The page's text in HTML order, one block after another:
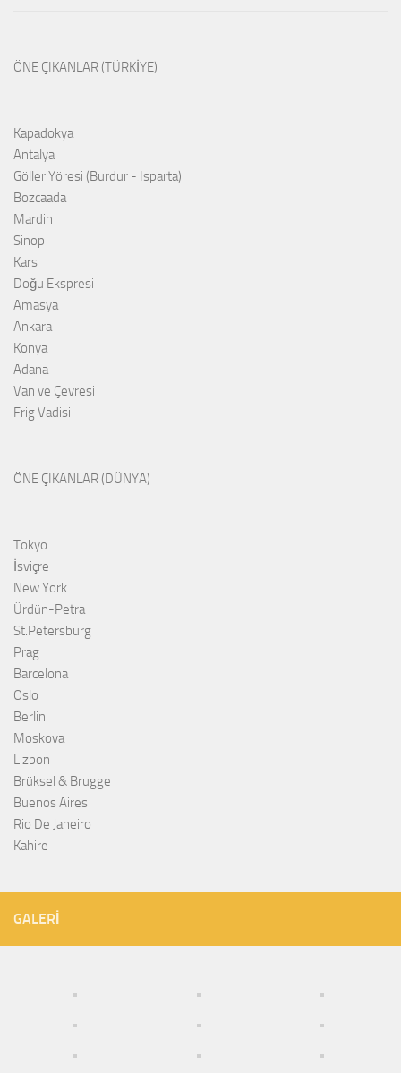
ÖNE ÇIKANLAR (TÜRKİYE)
Kapadokya
Antalya
Göller Yöresi (Burdur - Isparta)
Bozcaada
Mardin
Sinop
Kars
Doğu Ekspresi
Amasya
Ankara
Konya
Adana
Van ve Çevresi
Frig Vadisi
ÖNE ÇIKANLAR (DÜNYA)
Tokyo
İsviçre
New York
Ürdün-Petra
St.Petersburg
Prag
Barcelona
Oslo
Berlin
Moskova
Lizbon
Brüksel & Brugge
Buenos Aires
Rio De Janeiro
Kahire
GALERI